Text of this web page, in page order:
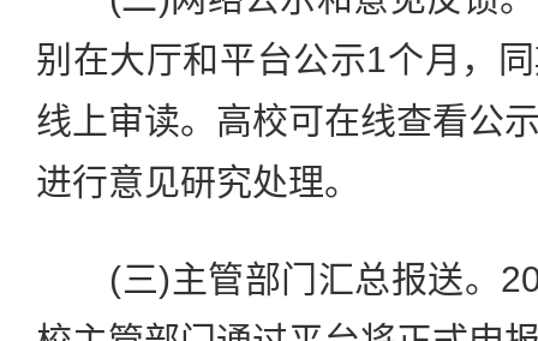
别在大厅和平台公示1个月，
线上审读。高校可在线查看公
进行意见研究处理。
(三)主管部门汇总报送。